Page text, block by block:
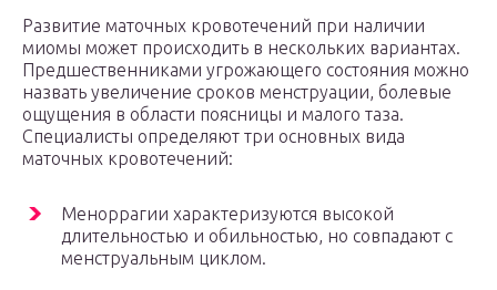
Развитие маточных кровотечений при наличии
миомы может происходить в нескольких вариантах.
Предшественниками угрожающего состояния можно
назвать увеличение сроков менструации, болевые
ощущения в области поясницы и малого таза.
Специалисты определяют три основных вида
маточных кровотечений:
Меноррагии характеризуются высокой
длительностью и обильностью, но совпадают с
менструальным циклом.